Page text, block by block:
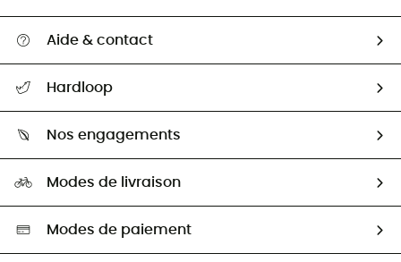
Aide & contact
Retour & remboursement
Guide des tailles
Seconde Main
Aide & Contact
Hardloop
HardGuides
Nos engagements
Sélection éco-responsable
Modes de livraison
Modes de paiement